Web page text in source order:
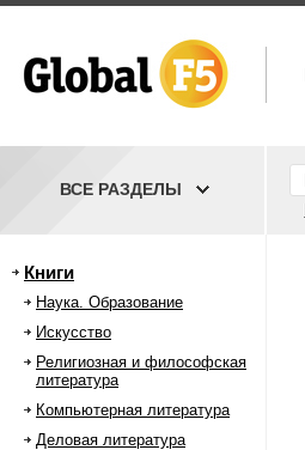
ВСЕ РАЗДЕЛЫ
Книги
Наука. Образование
Искусство
Религиозная и философская
литература
Компьютерная литература
Деловая литература